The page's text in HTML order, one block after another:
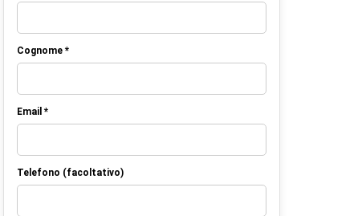
Cognome *
Email *
Telefono (facoltativo)